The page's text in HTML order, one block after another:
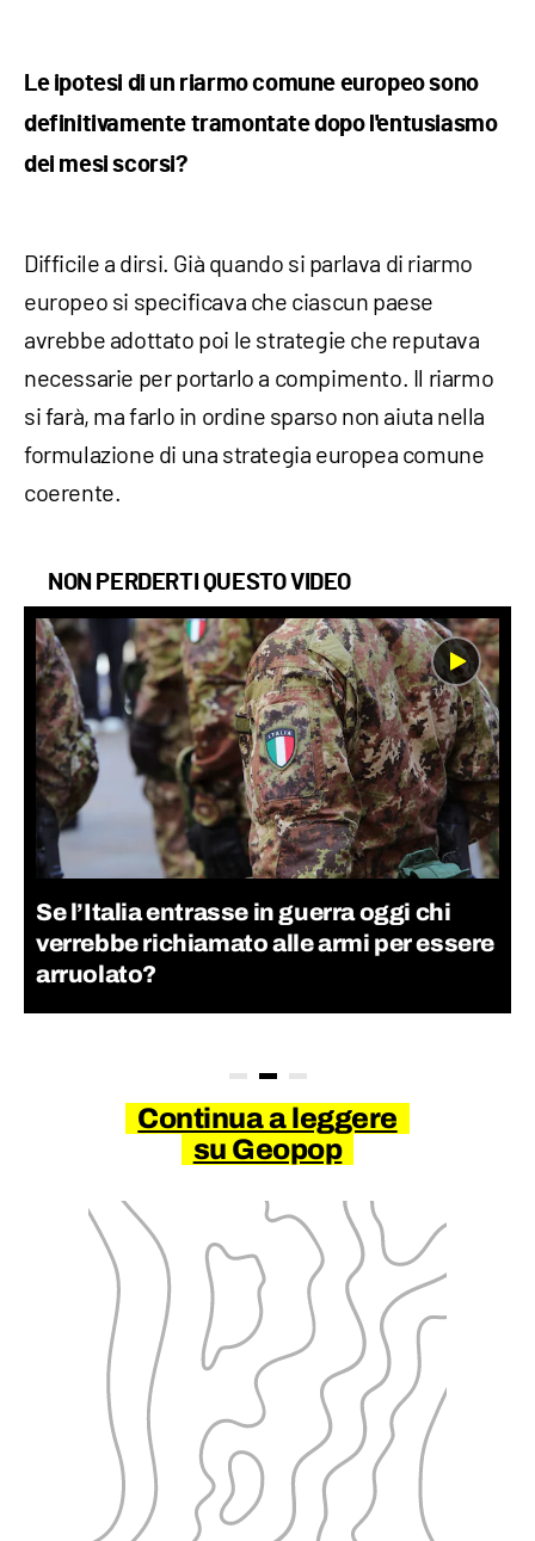
Le ipotesi di un riarmo comune europeo sono
definitivamente tramontate dopo l'entusiasmo
dei mesi scorsi?
Difficile a dirsi. Già quando si parlava di riarmo
europeo si specificava che ciascun paese
avrebbe adottato poi le strategie che reputava
necessarie per portarlo a compimento. Il riarmo
si farà, ma farlo in ordine sparso non aiuta nella
formulazione di una strategia europea comune
coerente.
NON PERDERTI QUESTO VIDEO
Se l’Italia entrasse in guerra oggi chi
verrebbe richiamato alle armi per essere
arruolato?
Continua a leggere
su Geopop